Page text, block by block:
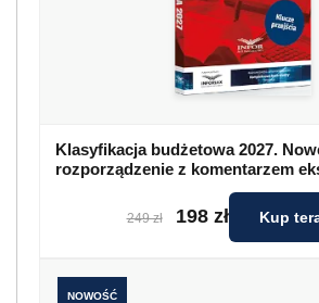
Klasyfikacja budżetowa 2027.
rozporządzenie z komentarzem
249 zł 198 zł Kup
NOWOŚĆ